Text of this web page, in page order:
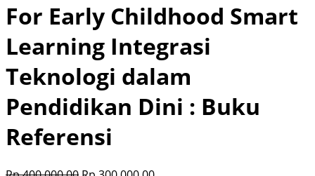
For Early Childhood Smart
Learning Integrasi
Teknologi dalam
Pendidikan Dini : Buku
Referensi